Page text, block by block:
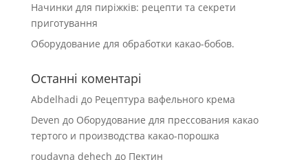
Начинки для пиріжків: рецепти та секрети
приготування
Оборудование для обработки какао-бобов.
Останні коментарі
Abdelhadi до Рецептура вафельного крема
Deven до Оборудование для прессования какао
тертого и производства какао-порошка
roudayna dehech до Пектин